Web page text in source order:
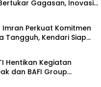
Gagasan, Inovasi
Jadi Fokus Diskusi
Imran Perkuat Komitmen
Tangguh, Kendari Siap
Pangan dan
Hentikan Kegiatan
dan BAFI Group